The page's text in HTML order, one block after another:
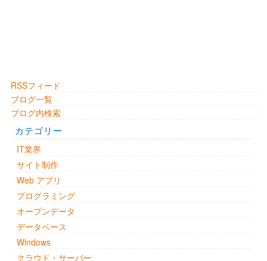
RSSフィード
ブログ一覧
ブログ内検索
カテゴリー
IT業界
サイト制作
Web アプリ
プログラミング
オープンデータ
データベース
Windows
クラウド・サーバー